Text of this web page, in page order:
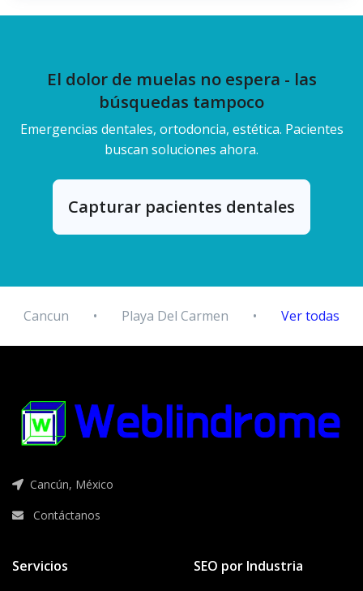
El dolor de muelas no espera - las
búsquedas tampoco
Emergencias dentales, ortodoncia, estética. Pacientes
buscan soluciones ahora.
Capturar pacientes dentales
Cancun • Playa Del Carmen • Ver todas
Cancún, México
Contáctanos
Servicios SEO por Industria